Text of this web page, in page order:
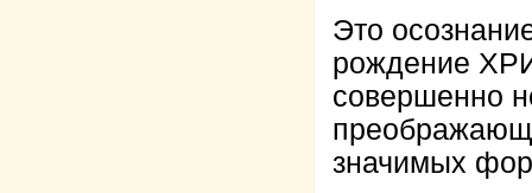
Это
рождение
совершенно
значимых